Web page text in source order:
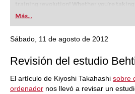
training revolution! Whether you’re taking
first steps into the world of club chess, or
playing at a tournament level: with FRITZ,
train more efficiently, intelligently and
more personalised approach than ever
Más...
Sábado, 11 de agosto de 2012
Revisión del estudio
El artículo de Kiyoshi Takahashi sobre
ordenador nos llevó a revisar un